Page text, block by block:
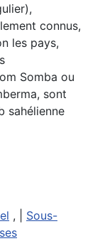
connus,
les pays,
Somba ou
sont
sahélienne
, | Sous-